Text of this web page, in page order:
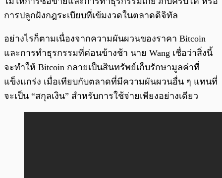
การปลูกฝังกฎระเบียบที่เข้มงวดในตลาดดิจิทัล
อย่างไรก็ตามเนื่องจากความผันผวนของราคา Bitcoin
และการทำธุรกรรมที่ค่อนข้างช้า นาย Wang เชื่อว่าสิ่งนี้
จะทำให้ Bitcoin กลายเป็นสินทรัพย์เก็บรักษามูลค่าที่
แข็งแกร่ง เมื่อเทียบกับตลาดที่มีความผันผวนอื่น ๆ แทนที่
จะเป็น “สกุลเงิน” สำหรับการใช้จ่ายเพียงอย่างเดียว